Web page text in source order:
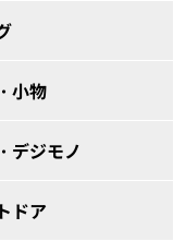
小物
デジモノ
ドア